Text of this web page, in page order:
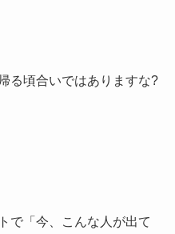
る頃合いではありますな?
で「今、こんな人が出て